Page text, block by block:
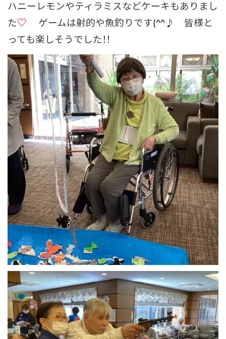
ハニーレモンやティラミスなどケーキもありまし
た♡ ゲームは射的や魚釣りです(^^♪ 皆様と
っても楽しそうでした！！